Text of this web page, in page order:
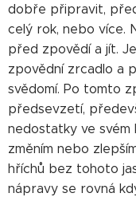
dobře připravit,
celý rok, nebo více.
před zpovědí a jít.
zpovědní zrcadlo a
svědomí. Po tomto
předsevzetí,
nedostatky ve svém
změním nebo
hříchů bez tohoto
nápravy se rovná